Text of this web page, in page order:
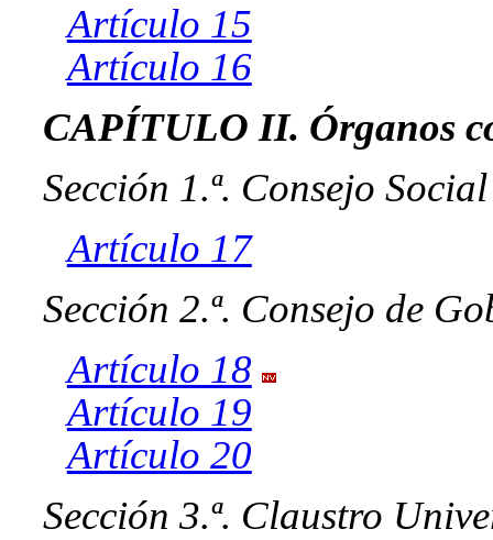
Artículo 15
Artículo 16
CAPÍTULO II. Órganos
Sección 1.ª. Consejo Social
Artículo 17
Sección 2.ª. Consejo de
Artículo 18
Artículo 19
Artículo 20
Sección 3.ª. Claustro